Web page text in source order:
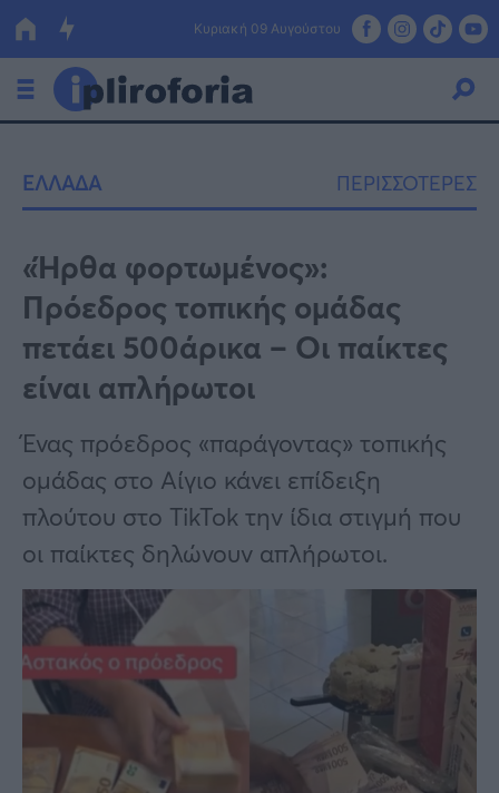
Κυριακή 09 Αυγούστου
Οικονομία
Πολιτική
Τράπεζες
Επιδοτήσεις
Κόσμος
Lifestyle
Αθλητικά
Υγεία
Γυναίκα
Καιρός
ΕΛΛΑΔΑ ΠΕΡΙΣΣΟΤΕΡΕΣ
«Ήρθα φορτωμένος»:
Πρόεδρος τοπικής ομάδας
πετάει 500άρικα – Oι παίκτες
είναι απλήρωτοι
Ένας πρόεδρος «παράγοντας» τοπικής
ομάδας στο Αίγιο κάνει επίδειξη
πλούτου στο TikTok την ίδια στιγμή που
οι παίκτες δηλώνουν απλήρωτοι.